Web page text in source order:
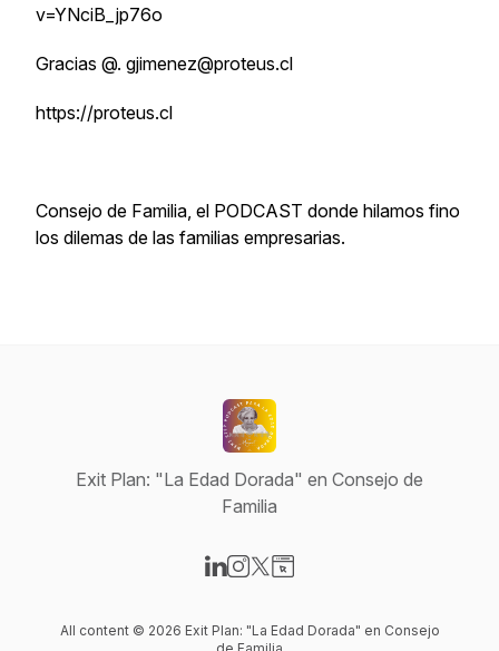
v=YNciB_jp76o
Gracias @. gjimenez@proteus.cl
https://proteus.cl
Consejo de Familia, el PODCAST donde hilamos fino
los dilemas de las familias empresarias.
Exit Plan: "La Edad Dorada" en Consejo de
Familia
All content © 2026 Exit Plan: "La Edad Dorada" en Consejo